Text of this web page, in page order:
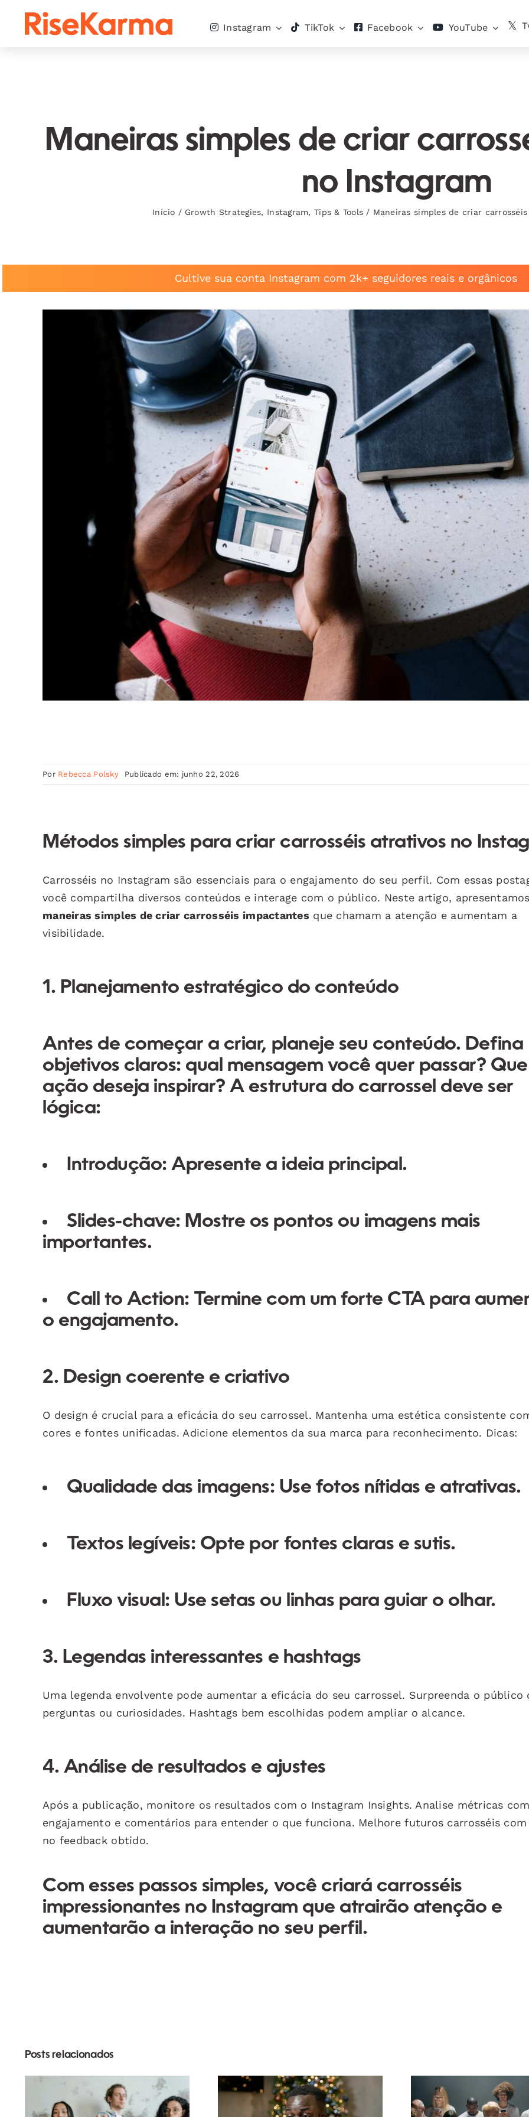
Instagram TikTok Facebook YouTube
Maneiras simples de criar
no Instagram
Início / Growth Strategies, Instagram, Tips & Tools / Maneiras simples de criar
Cultive sua conta Instagram com 2k+ seguidores reais e orgânicos
Por Rebecca Polsky Publicado em: junho 22, 2026
Métodos simples para criar carrosséis atrativos no
Carrosséis no Instagram são essenciais para o engajamento do seu perfil. Com essas
você compartilha diversos conteúdos e interage com o público. Neste artigo,
maneiras simples de criar carrosséis impactantes que chamam a atenção e aumentam a
visibilidade.
1. Planejamento estratégico do conteúdo
Antes de começar a criar, planeje seu conteúdo. Defina
objetivos claros: qual mensagem você quer passar? Que
ação deseja inspirar? A estrutura do carrossel deve ser
lógica:
Introdução: Apresente a ideia principal.
Slides-chave: Mostre os pontos ou imagens mais
importantes.
Call to Action: Termine com um forte CTA para
o engajamento.
2. Design coerente e criativo
O design é crucial para a eficácia do seu carrossel. Mantenha uma estética consistente
cores e fontes unificadas. Adicione elementos da sua marca para reconhecimento. Dicas:
Qualidade das imagens: Use fotos nítidas e atrativas.
Textos legíveis: Opte por fontes claras e sutis.
Fluxo visual: Use setas ou linhas para guiar o olhar.
3. Legendas interessantes e hashtags
Uma legenda envolvente pode aumentar a eficácia do seu carrossel. Surpreenda o público
perguntas ou curiosidades. Hashtags bem escolhidas podem ampliar o alcance.
4. Análise de resultados e ajustes
Após a publicação, monitore os resultados com o Instagram Insights. Analise métricas
engajamento e comentários para entender o que funciona. Melhore futuros carrosséis com
no feedback obtido.
Com esses passos simples, você criará carrosséis
impressionantes no Instagram que atrairão atenção e
aumentarão a interação no seu perfil.
Posts relacionados